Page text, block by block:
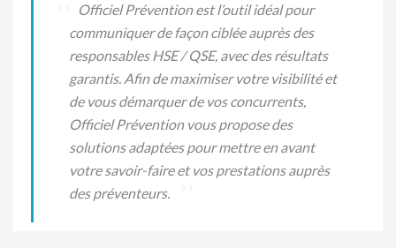
Officiel Prévention est l’outil idéal pour
communiquer de façon ciblée auprès des
responsables HSE / QSE, avec des résultats
garantis. Afin de maximiser votre visibilité et
de vous démarquer de vos concurrents,
Officiel Prévention vous propose des
solutions adaptées pour mettre en avant
votre savoir-faire et vos prestations auprès
des préventeurs.